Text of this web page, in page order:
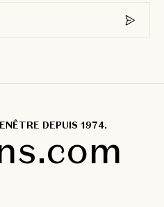
DEPUIS 1974.